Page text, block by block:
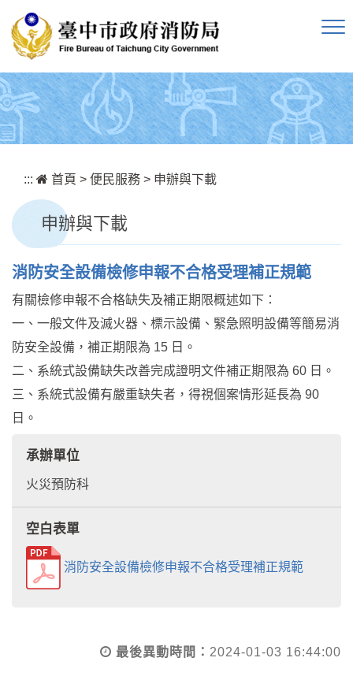
::: 首頁 > 便民服務 > 申辦與下載
申辦與下載
消防安全設備檢修申報不合格受理補正規範
有關檢修申報不合格缺失及補正期限概述如下：
一、一般文件及滅火器、標示設備、緊急照明設備等簡易消
防安全設備，補正期限為 15 日。
二、系統式設備缺失改善完成證明文件補正期限為 60 日。
三、系統式設備有嚴重缺失者，得視個案情形延長為 90
日。
承辦單位
火災預防科
空白表單
消防安全設備檢修申報不合格受理補正規範
最後異動時間： 2024-01-03 16:44:00